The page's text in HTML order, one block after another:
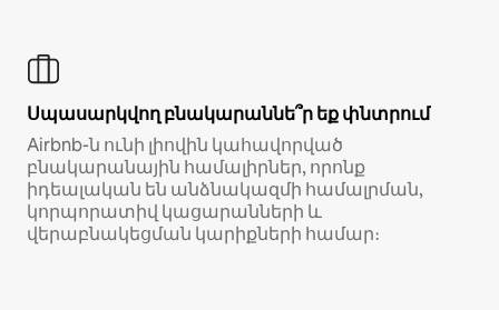
Սպասարկվող բնակարաննե՞ր եք փնտրում
Airbnb-ն ունի լիովին կահավորված
բնակարանային համալիրներ, որոնք
իդեալական են անձնակազմի համալրման,
կորպորատիվ կացարանների և
վերաբնակեցման կարիքների համար։